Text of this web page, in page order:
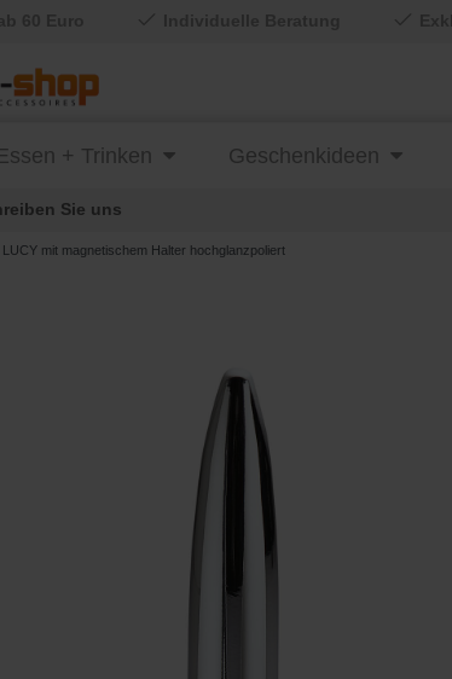
LUCY mit magnetischem Halter hochglanzpoliert
+ Trinken Geschenkideen
Sie uns